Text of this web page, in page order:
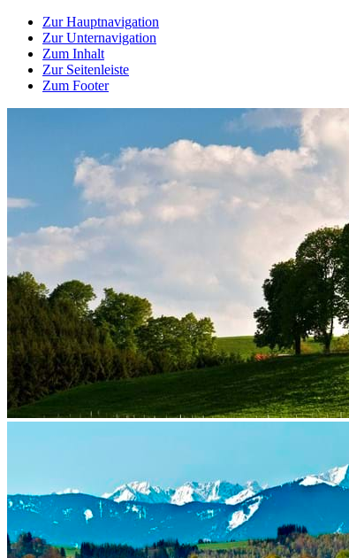
Zur Hauptnavigation
Zur Unternavigation
Zum Inhalt
Zur Seitenleiste
Zum Footer